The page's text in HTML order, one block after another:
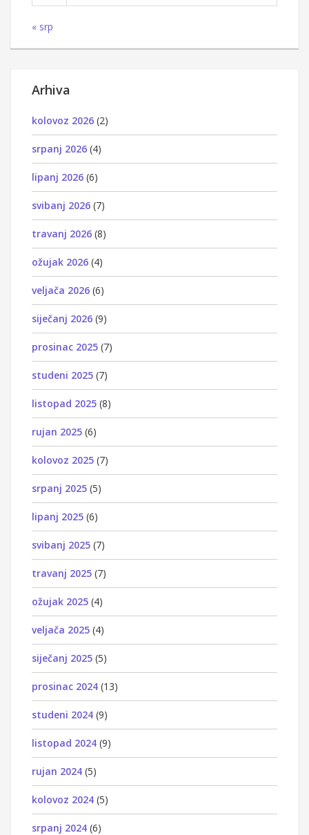
« srp
Arhiva
kolovoz 2026 (2)
srpanj 2026 (4)
lipanj 2026 (6)
svibanj 2026 (7)
travanj 2026 (8)
ožujak 2026 (4)
veljača 2026 (6)
siječanj 2026 (9)
prosinac 2025 (7)
studeni 2025 (7)
listopad 2025 (8)
rujan 2025 (6)
kolovoz 2025 (7)
srpanj 2025 (5)
lipanj 2025 (6)
svibanj 2025 (7)
travanj 2025 (7)
ožujak 2025 (4)
veljača 2025 (4)
siječanj 2025 (5)
prosinac 2024 (13)
studeni 2024 (9)
listopad 2024 (9)
rujan 2024 (5)
kolovoz 2024 (5)
srpanj 2024 (6)